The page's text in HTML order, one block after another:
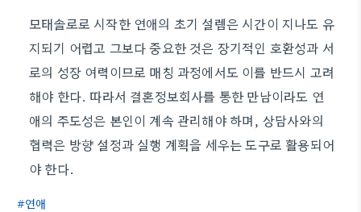
모태솔로로 시작한 연애의 초기 설렘은 시간이 지나도 유
지되기 어렵고 그보다 중요한 것은 장기적인 호환성과 서
로의 성장 여력이므로 매칭 과정에서도 이를 반드시 고려
해야 한다. 따라서 결혼정보회사를 통한 만남이라도 연
애의 주도성은 본인이 계속 관리해야 하며, 상담사와의
협력은 방향 설정과 실행 계획을 세우는 도구로 활용되어
야 한다.
연애